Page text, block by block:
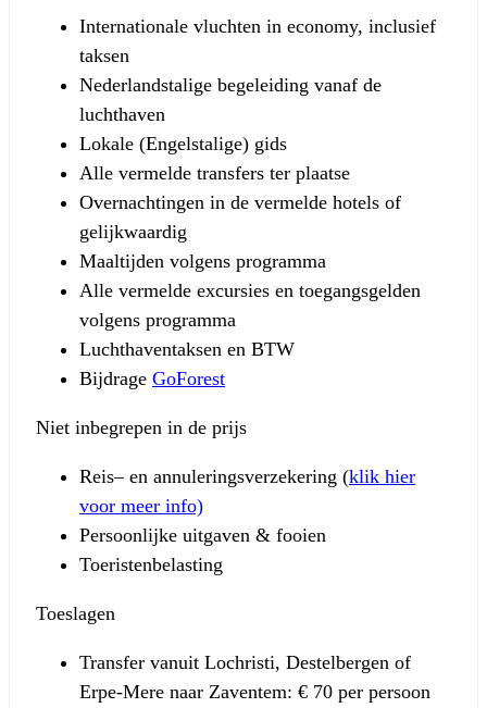
Internationale vluchten in economy, inclusief
taksen
Nederlandstalige begeleiding vanaf de
luchthaven
Lokale (Engelstalige) gids
Alle vermelde transfers ter plaatse
Overnachtingen in de vermelde hotels of
gelijkwaardig
Maaltijden volgens programma
Alle vermelde excursies en toegangsgelden
volgens programma
Luchthaventaksen en BTW
Bijdrage GoForest
Niet inbegrepen in de prijs
Reis– en annuleringsverzekering (klik hier
voor meer info)
Persoonlijke uitgaven & fooien
Toeristenbelasting
Toeslagen
Transfer vanuit Lochristi, Destelbergen of
Erpe-Mere naar Zaventem: € 70 per persoon